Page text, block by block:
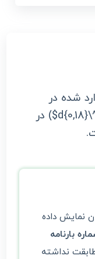
وارد شده در
فیلد «شماره بارنامه مرجع» الگو(^\d{0,18}$) در
نمایش داده
بارنامه
نداشته